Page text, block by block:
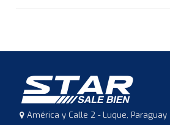
América y Calle 2 - Luque, Paraguay